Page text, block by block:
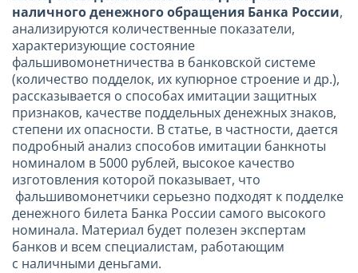
наличного денежного обращения Банка России,
анализируются количественные показатели,
характеризующие состояние
фальшивомонетничества в банковской системе
(количество подделок, их купюрное строение и др.),
рассказывается о способах имитации защитных
признаков, качестве поддельных денежных знаков,
степени их опасности. В статье, в частности, дается
подробный анализ способов имитации банкноты
номиналом в 5000 рублей, высокое качество
изготовления которой показывает, что
фальшивомонетчики серьезно подходят к подделке
денежного билета Банка России самого высокого
номинала. Материал будет полезен экспертам
банков и всем специалистам, работающим
с наличными деньгами.